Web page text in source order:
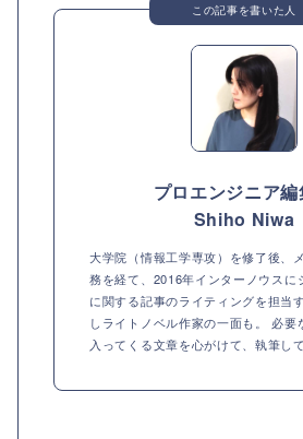
この記事を書いた人
プロエンジニア
Shiho Niwa
大学院（情報工学専攻）を修了後、
務を経て、2016年インターノウスに
に関する記事のライティングを担当
しライトノベル作家の一面も。 必要
入ってくる文章を心がけて、執筆し